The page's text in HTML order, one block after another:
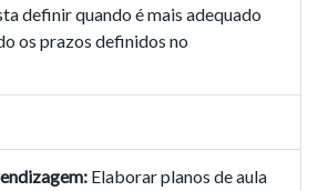
definir quando é mais adequado
os prazos definidos no
Elaborar planos de aula